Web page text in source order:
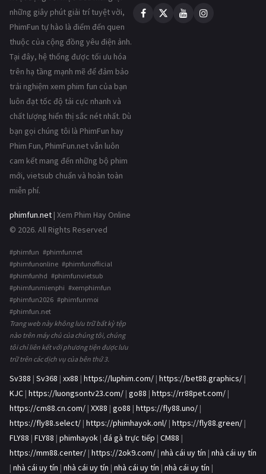
những giây phút giải trí tuyệt vời,
PhimFun tự hào là điểm đến quen
thuộc của cộng đồng yêu điện ảnh.
Tại đây, hệ thống được tối ưu hóa
trên hạ tầng mạnh mẽ để đảm bảo
trải nghiệm xem phim fun của bạn
luôn đạt tốc độ tải cực nhanh và
chất lượng hiển thị sắc nét nhất. Dù
bạn gọi chúng tôi là PhimFun hay
Phim Fun, PhimFun.net vẫn luôn
cam kết mang đến những bộ phim
mới, vietsub chuẩn và hoàn toàn
miễn phí.
phimfun.net | Xem Phim Hay Online
© 2026. All Rights Reserved
#phimfun #phimfunnet
#phimfunonline #phimfunofficial
#phimfunhd #phimfunvietsub
#phimfunmienphi #xemphimfun
#phimfun2026 #phimfunmoi
#phimfun.net
Trang web này không lưu trữ bất kỳ tệp
nào trên máy chủ của chúng tôi, chúng
tôi chỉ liên kết với phương tiện được lưu
trữ trên các dịch vụ của bên thứ 3.
Sv388 | Sv368 | xx88 | https://luphim.com/ | https://bet88.graphics/ |
KJC | https://luongsontv23.com/ | go88 | https://rr88pet.com/ |
https://cm88.cn.com/ | XX88 | go88 | https://fly88.uno/ |
https://fly88.select/ | https://phimhayok.onl/ | https://fly88.green/ |
FLY88 | FLY88 | phimhayok | đá gà trực tiếp | CM88 |
https://mm88.center/ | https://2ok9.com/ | nhà cái uy tín | nhà cái uy tín
| nhà cái uy tín | nhà cái uy tín | nhà cái uy tín | nhà cái uy tín |